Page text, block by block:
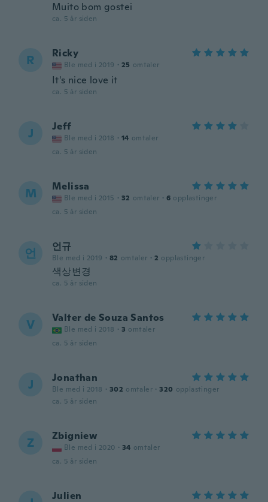
Muito bom gostei
ca. 5 år siden
R Ricky
Ble med i 2019 · 25 omtaler
It's nice love it
ca. 5 år siden
J Jeff
Ble med i 2018 · 14 omtaler
ca. 5 år siden
M Melissa
Ble med i 2015 · 32 omtaler · 6 opplastinger
ca. 5 år siden
언 언규
Ble med i 2019 · 82 omtaler · 2 opplastinger
색상변경
ca. 5 år siden
V Valter de Souza Santos
Ble med i 2018 · 3 omtaler
ca. 5 år siden
J Jonathan
Ble med i 2018 · 302 omtaler · 320 opplastinger
ca. 5 år siden
Z Zbigniew
Ble med i 2020 · 34 omtaler
ca. 5 år siden
Julien